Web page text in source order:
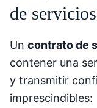
de
Un contrato de
contener una
y transmitir
imprescindibles: